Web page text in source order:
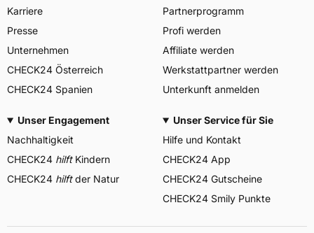
Karriere
Presse
Unternehmen
CHECK24 Österreich
CHECK24 Spanien
Partnerprogramm
Profi werden
Affiliate werden
Werkstattpartner werden
Unterkunft anmelden
Unser Engagement
Nachhaltigkeit
CHECK24 hilftKindern
CHECK24 hilftder Natur
Unser Service für Sie
Hilfe und Kontakt
CHECK24 App
CHECK24 Gutscheine
CHECK24 Smily Punkte